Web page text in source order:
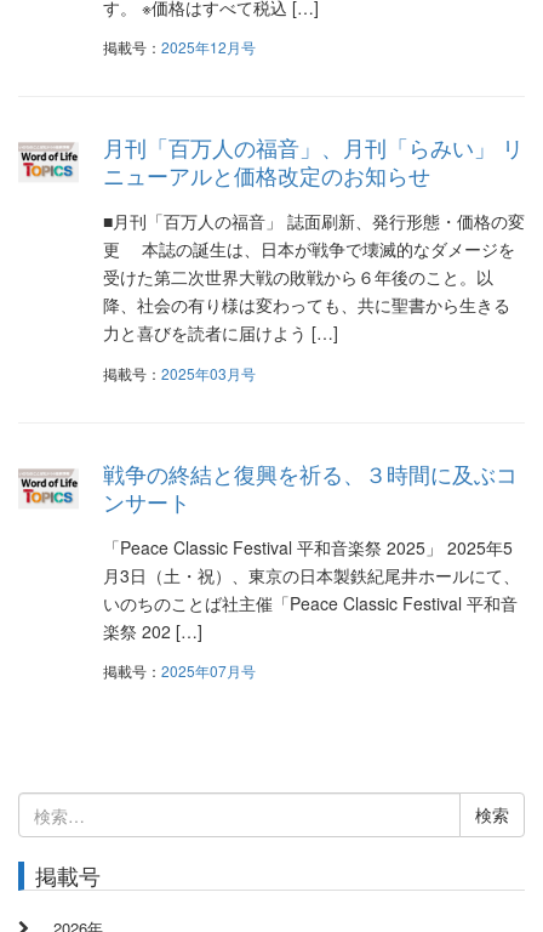
す。 ※価格はすべて税込 […]
掲載号： 2025年12月号
月刊「百万人の福音」、月刊「らみい」 リ
ニューアルと価格改定のお知らせ
■月刊「百万人の福音」 誌面刷新、発行形態・価格の変
更 本誌の誕生は、日本が戦争で壊滅的なダメージを
受けた第二次世界大戦の敗戦から６年後のこと。以
降、社会の有り様は変わっても、共に聖書から生きる
力と喜びを読者に届けよう […]
掲載号： 2025年03月号
戦争の終結と復興を祈る、３時間に及ぶコ
ンサート
「Peace Classic Festival 平和音楽祭 2025」 2025年5
月3日（土・祝）、東京の日本製鉄紀尾井ホールにて、
いのちのことば社主催「Peace Classic Festival 平和音
楽祭 202 […]
掲載号： 2025年07月号
索:
掲載号
2026年